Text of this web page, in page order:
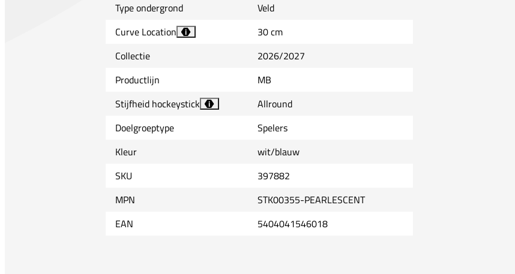
Type ondergrond
Veld
Curve Location
i
30 cm
Collectie
2026/2027
Productlijn
MB
Stijfheid hockeystick
i
Allround
Doelgroeptype
Spelers
Kleur
wit/blauw
SKU
397882
MPN
STK00355-PEARLESCENT
EAN
5404041546018